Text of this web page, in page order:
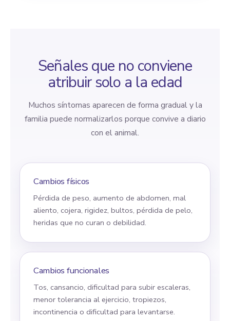
Señales que no conviene
atribuir solo a la edad
Muchos síntomas aparecen de forma gradual y la
familia puede normalizarlos porque convive a diario
con el animal.
Cambios físicos
Pérdida de peso, aumento de abdomen, mal
aliento, cojera, rigidez, bultos, pérdida de pelo,
heridas que no curan o debilidad.
Cambios funcionales
Tos, cansancio, dificultad para subir escaleras,
menor tolerancia al ejercicio, tropiezos,
incontinencia o dificultad para levantarse.